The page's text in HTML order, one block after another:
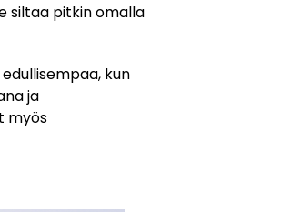
siltaa pitkin omalla
kun
ja
myös